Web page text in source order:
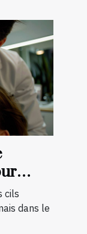
cils
cils
dans le